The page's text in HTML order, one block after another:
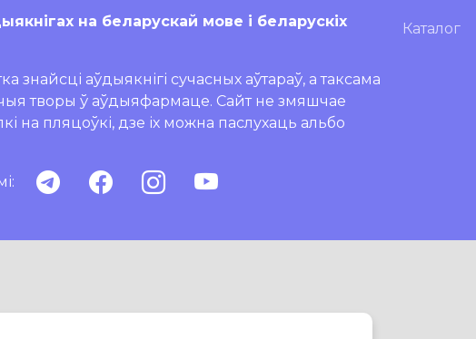
на беларускай мове і беларускіх
знайсці аўдыякнігі сучасных аўтараў, а таксама
творы ў аўдыяфармаце. Сайт не змяшчае
на пляцоўкі, дзе іх можна паслухаць альбо
Каталог